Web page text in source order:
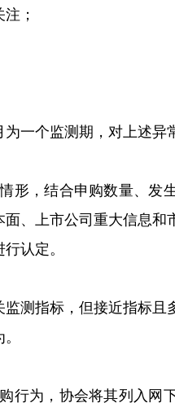
；
一个监测期，对上述异
形，结合申购数量、发
、上市公司重大信息
认定。
测指标，但接近指标
行为，协会将其列入网